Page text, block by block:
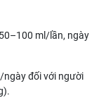
ml/lần, ngày
ngày đối với người